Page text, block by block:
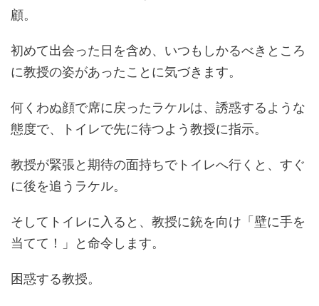
顧。
初めて出会った日を含め、いつもしかるべきところ
に教授の姿があったことに気づきます。
何くわぬ顔で席に戻ったラケルは、誘惑するような
態度で、トイレで先に待つよう教授に指示。
教授が緊張と期待の面持ちでトイレへ行くと、すぐ
に後を追うラケル。
そしてトイレに入ると、教授に銃を向け「壁に手を
当てて！」と命令します。
困惑する教授。